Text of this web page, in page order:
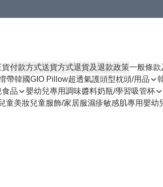
貨付款方式送貨方式退貨及退款政策一般條款
帶韓國GIO Pillow超透氣護頭型枕頭/用品
食品 嬰幼兒專用調味醬料奶瓶/學習吸管杯
童美妝兒童服飾/家居服濕疹敏感肌專用嬰幼